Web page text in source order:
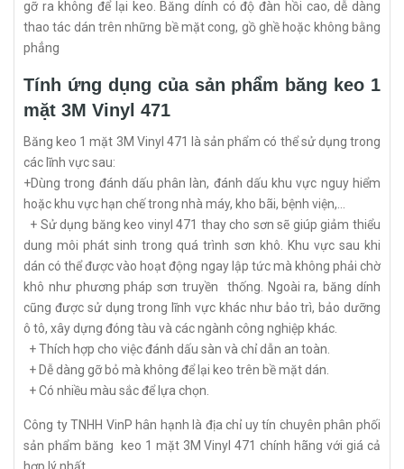
gỡ ra không để lại keo. Băng dính có độ đàn hồi cao, dễ dàng
thao tác dán trên những bề mặt cong, gồ ghề hoặc không bằng
phẳng
Tính ứng dụng của sản phẩm băng keo 1
mặt 3M Vinyl 471
Băng keo 1 mặt 3M Vinyl 471 là sản phẩm có thể sử dụng trong
các lĩnh vực sau:
+Dùng trong đánh dấu phân làn, đánh dấu khu vực nguy hiểm
hoặc khu vực hạn chế trong nhà máy, kho bãi, bệnh viện,...
+ Sử dụng băng keo vinyl 471 thay cho sơn sẽ giúp giảm thiểu
dung môi phát sinh trong quá trình sơn khô. Khu vực sau khi
dán có thể được vào hoạt động ngay lập tức mà không phải chờ
khô như phương pháp sơn truyền thống. Ngoài ra, băng dính
cũng được sử dụng trong lĩnh vực khác như bảo trì, bảo dưỡng
ô tô, xây dựng đóng tàu và các ngành công nghiệp khác.
+ Thích hợp cho việc đánh dấu sàn và chỉ dẫn an toàn.
+ Dễ dàng gỡ bỏ mà không để lại keo trên bề mặt dán.
+ Có nhiều màu sắc để lựa chọn.
Công ty TNHH VinP hân hạnh là địa chỉ uy tín chuyên phân phối
sản phẩm băng keo 1 mặt 3M Vinyl 471 chính hãng với giá cả